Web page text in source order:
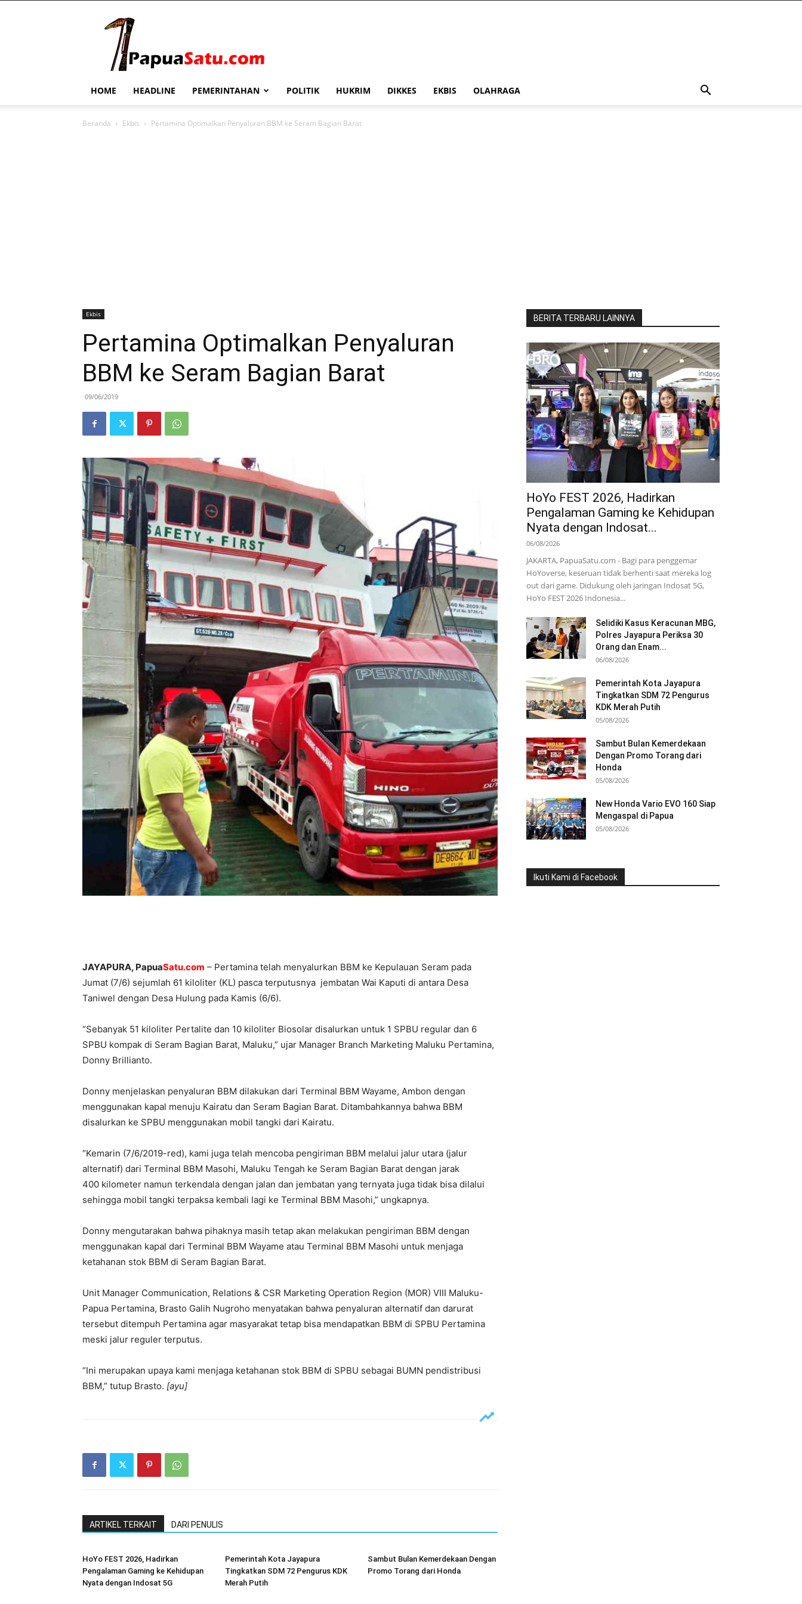
HOME HEADLINE PEMERINTAHAN POLITIK HUKRIM DIKKES EKBIS OLAHRAGA
Beranda Ekbis Pertamina Optimalkan Penyaluran BBM ke Seram Bagian Barat
Ekbis
Pertamina Optimalkan Penyaluran
BBM ke Seram Bagian Barat
09/06/2019
JAYAPURA, PapuaSatu.com – Pertamina telah menyalurkan BBM ke Kepulauan Seram pada
Jumat (7/6) sejumlah 61 kiloliter (KL) pasca terputusnya jembatan Wai Kaputi di antara Desa
Taniwel dengan Desa Hulung pada Kamis (6/6).
“Sebanyak 51 kiloliter Pertalite dan 10 kiloliter Biosolar disalurkan untuk 1 SPBU regular dan 6
SPBU kompak di Seram Bagian Barat, Maluku,” ujar Manager Branch Marketing Maluku Pertamina,
Donny Brillianto.
Donny menjelaskan penyaluran BBM dilakukan dari Terminal BBM Wayame, Ambon dengan
menggunakan kapal menuju Kairatu dan Seram Bagian Barat. Ditambahkannya bahwa BBM
disalurkan ke SPBU menggunakan mobil tangki dari Kairatu.
“Kemarin (7/6/2019-red), kami juga telah mencoba pengiriman BBM melalui jalur utara (jalur
alternatif) dari Terminal BBM Masohi, Maluku Tengah ke Seram Bagian Barat dengan jarak
400 kilometer namun terkendala dengan jalan dan jembatan yang ternyata juga tidak bisa dilalui
sehingga mobil tangki terpaksa kembali lagi ke Terminal BBM Masohi,” ungkapnya.
Donny mengutarakan bahwa pihaknya masih tetap akan melakukan pengiriman BBM dengan
menggunakan kapal dari Terminal BBM Wayame atau Terminal BBM Masohi untuk menjaga
ketahanan stok BBM di Seram Bagian Barat.
Unit Manager Communication, Relations & CSR Marketing Operation Region (MOR) VIII Maluku-
Papua Pertamina, Brasto Galih Nugroho menyatakan bahwa penyaluran alternatif dan darurat
tersebut ditempuh Pertamina agar masyarakat tetap bisa mendapatkan BBM di SPBU Pertamina
meski jalur reguler terputus.
“Ini merupakan upaya kami menjaga ketahanan stok BBM di SPBU sebagai BUMN pendistribusi
BBM,” tutup Brasto. [ayu]
ARTIKEL TERKAIT DARI PENULIS
HoYo FEST 2026, Hadirkan
Pengalaman Gaming ke Kehidupan
Nyata dengan Indosat 5G
Pemerintah Kota Jayapura
Tingkatkan SDM 72 Pengurus KDK
Merah Putih
Sambut Bulan Kemerdekaan Dengan
Promo Torang dari Honda
BERITA TERBARU LAINNYA
HoYo FEST 2026, Hadirkan
Pengalaman Gaming ke Kehidupan
Nyata dengan Indosat...
06/08/2026
JAKARTA, PapuaSatu.com - Bagi para penggemar
HoYoverse, keseruan tidak berhenti saat mereka log
out dari game. Didukung oleh jaringan Indosat 5G,
HoYo FEST 2026 Indonesia...
Selidiki Kasus Keracunan MBG,
Polres Jayapura Periksa 30
Orang dan Enam...
06/08/2026
Pemerintah Kota Jayapura
Tingkatkan SDM 72 Pengurus
KDK Merah Putih
05/08/2026
Sambut Bulan Kemerdekaan
Dengan Promo Torang dari
Honda
05/08/2026
New Honda Vario EVO 160 Siap
Mengaspal di Papua
05/08/2026
Ikuti Kami di Facebook